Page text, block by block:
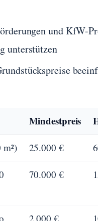
und KfW-
unterstützen
Mindestpreis
m²) 25.000 €
70.000 €
2.000 €